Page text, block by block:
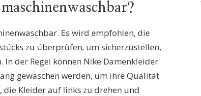
Es wird empfohlen, die
zu überprüfen, um sicherzustellen,
der Regel können Nike Damenkleider
gewaschen werden, um ihre Qualität
Kleider auf links zu drehen und